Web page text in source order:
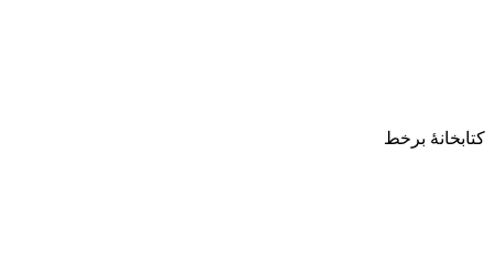
کتابخانۀ برخط